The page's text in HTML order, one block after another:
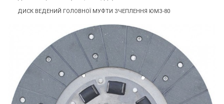
ДИСК ВЕДЕНИЙ ГОЛОВНОЇ МУФТИ ЗЧЕПЛЕННЯ ЮМЗ-80